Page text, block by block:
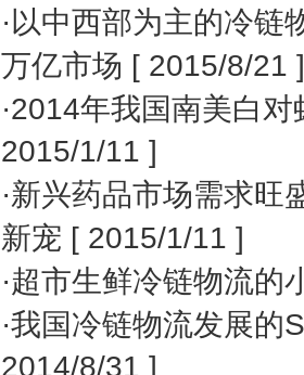
· 以中西部为主的冷链
万亿市场 [ 2015/8/21 ]
·2014年我国南美白
2015/1/11 ]
·新兴药品市场需求旺
新宠 [ 2015/1/11 ]
·超市生鲜冷链物流的
·我国冷链物流发展的
2014/8/31 ]